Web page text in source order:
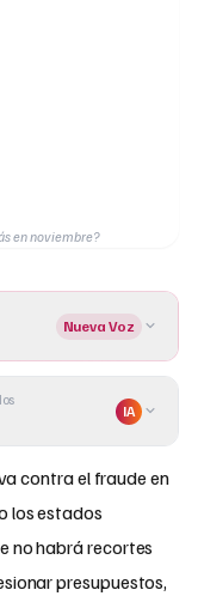
en noviembre?
Nueva Voz
IA
contra el fraude en
los estados
no habrá recortes
presupuestos,